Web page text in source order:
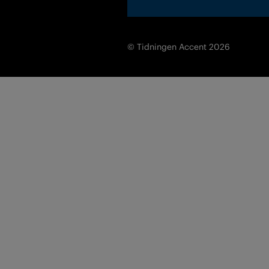
© Tidningen Accent 2026